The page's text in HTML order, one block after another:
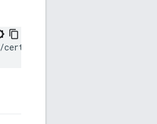
certs/key.pem --cert /etc/